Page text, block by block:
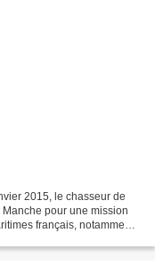
2015, le chasseur de
pour une mission
français, notamment